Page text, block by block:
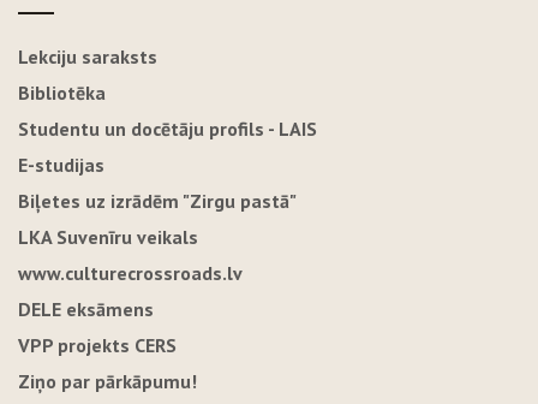
Lekciju saraksts
Bibliotēka
Studentu un docētāju profils - LAIS
E-studijas
Biļetes uz izrādēm "Zirgu pastā"
LKA Suvenīru veikals
www.culturecrossroads.lv
DELE eksāmens
VPP projekts CERS
Ziņo par pārkāpumu!